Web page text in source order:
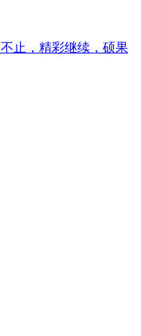
止，精彩继续，硕果